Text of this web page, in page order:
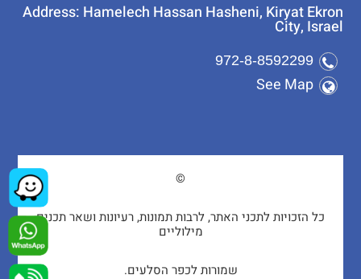
Address: Hamelech Hassan Hasheni, Kiryat Ekron
City, Israel
972-8-8592299
See Map
©
כל הזכויות לתכני האתר, לרבות תמונות, רעיונות ושאר תכנים
מילוליים
שמורות לכפר הסלעים.